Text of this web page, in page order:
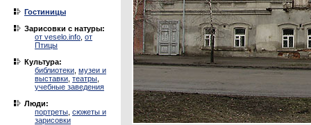
Гостиницы
Зарисовки с натуры:
от veselo.info от
Птицы
Культура:
библиотеки музеи и
выставки театры
учебные заведения
Люди:
портреты сюжеты и
зарисовки